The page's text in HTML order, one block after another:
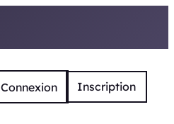
Connexion Inscription